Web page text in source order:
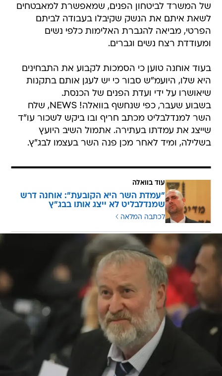
של המשרד לביטחון הפנים, שמאפשרת למאבטחים
לשאת איתם את הנשק שקיבלו בעבודה לביתם
הפרטי, מביאה להגברת האלימות כלפי נשים
ומעודדת רצח נשים וגברים.
בעוד אוחנה טוען כי הסמכות לקבוע את התבחינים
היא שלו, היועמ"ש סבור כי יש לעגן אותם בתקנות
שיאושרו על ידי ועדת הפנים של הכנסת.
בשבוע שעבר, כפי שנחשף בוואלה! NEWS, שלח
השר למנדלבליט מכתב חריף ובו ביקש לשכור עו"ד
שייצג את עמדתו בעתירה. אתמול השיב היועץ
בשלילה, ומיד לאחר מכן פנה השר בעצמו לבג"ץ.
עוד בוואלה
"עמדת השר היא הקובעת": אוחנה דרש
שמנדלבליט לא ייצג אותו בבג"ץ
לכתבה המלאה